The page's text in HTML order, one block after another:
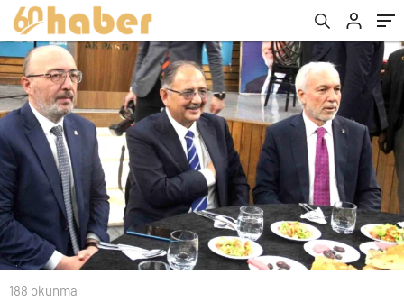
188 okunma